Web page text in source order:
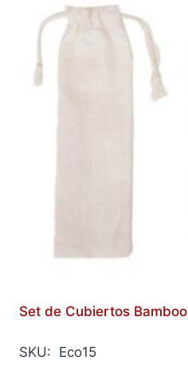
Set de Cubiertos Bamboo
SKU: Eco15